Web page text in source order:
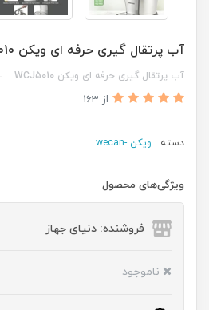
آب پرتقال گیری حرفه ای ویکن WCJ5010
آب پرتقال گیری حرفه ای ویکن WCJ5010
از 163
دسته : ویکن -wecan
ویژگی‌های محصول
فروشنده: دنیای جهاز
ناموجود